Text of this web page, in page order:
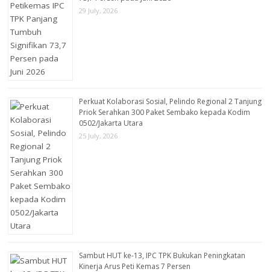
29 July, 2026
Perkuat Kolaborasi Sosial, Pelindo Regional 2 Tanjung
Priok Serahkan 300 Paket Sembako kepada Kodim
0502/Jakarta Utara
25 July, 2026
Sambut HUT ke-13, IPC TPK Bukukan Peningkatan
Kinerja Arus Peti Kemas 7 Persen